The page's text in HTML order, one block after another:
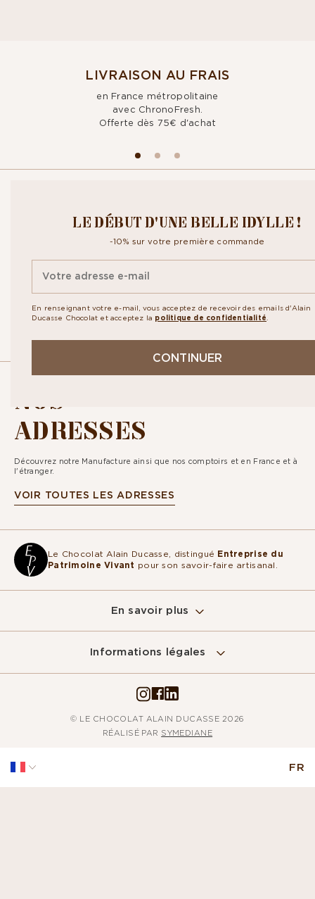
LIVRAISON AU FRAIS
en France métropolitaine
avec ChronoFresh.
Offerte dès 75€ d'achat
LE DÉBUT D'UNE BELLE IDYLLE !
-10% sur votre première commande
En renseignant votre e-mail, vous acceptez de recevoir des emails d'Alain
Ducasse Chocolat et acceptez la politique de confidentialité
CONTINUER
CROQUEZ NOTRE
NEWSLETTER
ainsi que nos exclusivités. En vous abonnant vous acceptez la
NOS
ADRESSES
Découvrez notre Manufacture ainsi que nos comptoirs et en France et à
l'étranger.
VOIR TOUTES LES ADRESSES
Le Chocolat Alain Ducasse, distingué Entreprise du
Patrimoine Vivant pour son savoir-faire artisanal.
En savoir plus
Informations légales
© LE CHOCOLAT ALAIN DUCASSE 2026
RÉALISÉ PAR SYMEDIANE
FR